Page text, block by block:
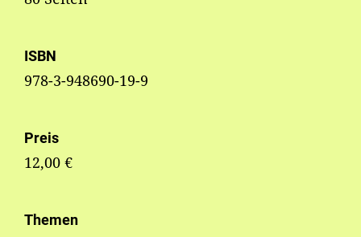
ISBN
978-3-948690-19-9
Preis
12,00 €
Themen